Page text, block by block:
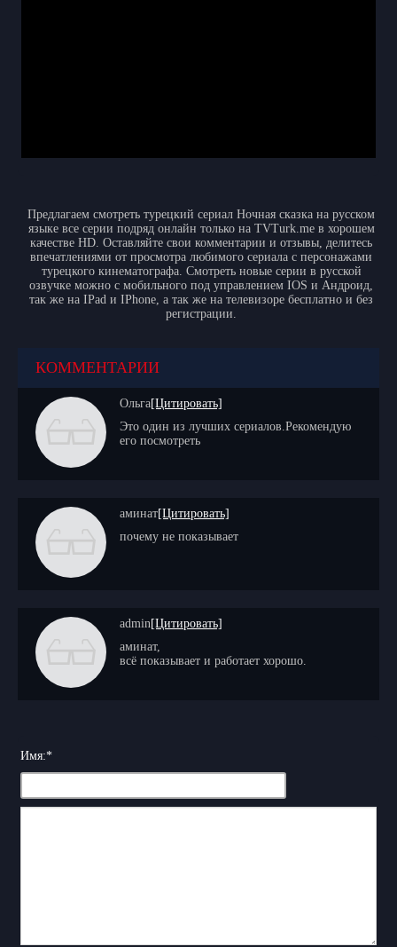
Предлагаем смотреть турецкий сериал Ночная сказка на русском
языке все серии подряд онлайн только на TVTurk.me в хорошем
качестве HD. Оставляйте свои комментарии и отзывы, делитесь
впечатлениями от просмотра любимого сериала с персонажами
турецкого кинематографа. Смотреть новые серии в русской
озвучке можно с мобильного под управлением IOS и Андроид,
так же на IPad и IPhone, а так же на телевизоре бесплатно и без
регистрации.
КОММЕНТАРИИ
Ольга[Цитировать]
Это один из лучших сериалов.Рекомендую
его посмотреть
аминат[Цитировать]
почему не показывает
admin[Цитировать]
аминат,
всё показывает и работает хорошо.
Имя:*